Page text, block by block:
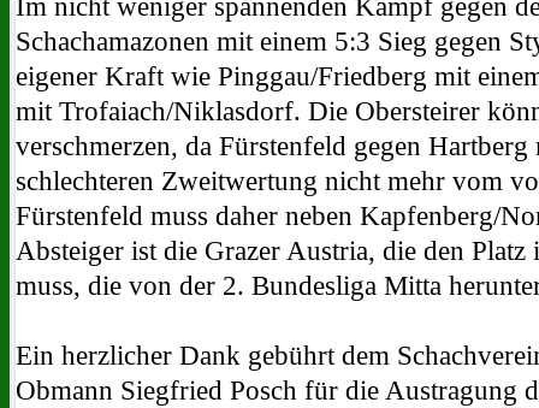
Im nicht weniger spannenden Kampf gegen
Schachamazonen mit einem 5:3 Sieg gegen
eigener Kraft wie Pinggau/Friedberg mit
mit Trofaiach/Niklasdorf. Die Obersteirer
verschmerzen, da Fürstenfeld gegen
schlechteren Zweitwertung nicht mehr vom
Fürstenfeld muss daher neben Kapfenberg/
Absteiger ist die Grazer Austria, die den Platz
muss, die von der 2. Bundesliga Mitta
Ein herzlicher Dank gebührt dem
Obmann Siegfried Posch für die Austragung